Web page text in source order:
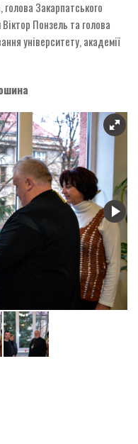
Закарпатського
Понзель та голова
університету, академії